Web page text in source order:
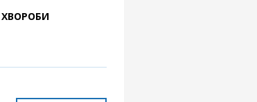
ХВОРОБИ